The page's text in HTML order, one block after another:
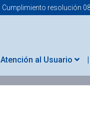
Cumplimiento resolución
Atención al Usuario